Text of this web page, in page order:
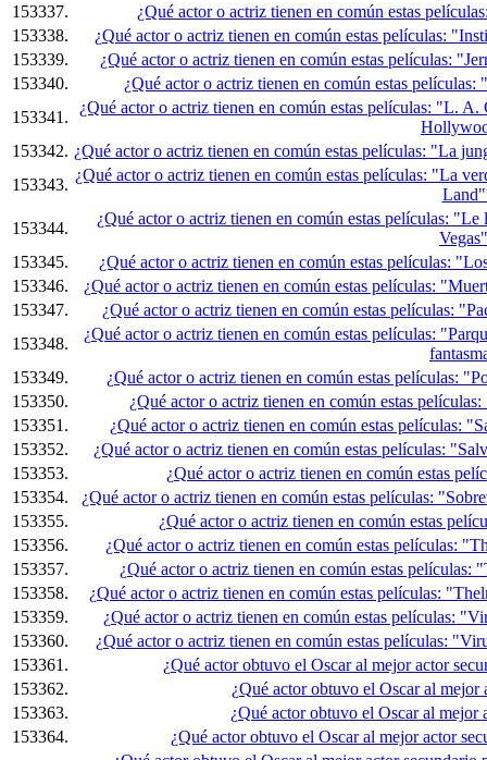
153337.
¿Qué actor o actriz tienen en común estas
153338.
¿Qué actor o actriz tienen en común estas películas:
153339.
¿Qué actor o actriz tienen en común estas películas:
153340.
¿Qué actor o actriz tienen en común estas
153341.
¿Qué actor o actriz tienen en común estas películas: "L.
153342. ¿Qué actor o actriz tienen en común estas películas: "La
153343.
¿Qué actor o actriz tienen en común estas películas: "La
153344.
¿Qué actor o actriz tienen en común estas películas:
153345.
¿Qué actor o actriz tienen en común estas películas:
153346.
¿Qué actor o actriz tienen en común estas películas:
153347.
¿Qué actor o actriz tienen en común estas películas:
153348.
¿Qué actor o actriz tienen en común estas películas:
153349.
¿Qué actor o actriz tienen en común estas películas:
153350.
¿Qué actor o actriz tienen en común estas
153351.
¿Qué actor o actriz tienen en común estas películas:
153352.
¿Qué actor o actriz tienen en común estas películas:
153353.
¿Qué actor o actriz tienen en común estas
153354.
¿Qué actor o actriz tienen en común estas películas:
153355.
¿Qué actor o actriz tienen en común estas
153356.
¿Qué actor o actriz tienen en común estas películas:
153357.
¿Qué actor o actriz tienen en común estas
153358.
¿Qué actor o actriz tienen en común estas películas:
153359.
¿Qué actor o actriz tienen en común estas películas:
153360.
¿Qué actor o actriz tienen en común estas películas:
153361.
¿Qué actor obtuvo el Oscar al mejor actor
153362.
¿Qué actor obtuvo el Oscar al
153363.
¿Qué actor obtuvo el Oscar al
153364.
¿Qué actor obtuvo el Oscar al mejor actor